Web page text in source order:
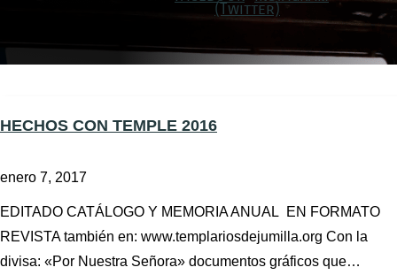
HECHOS CON TEMPLE 2016
enero 7, 2017
EDITADO CATÁLOGO Y MEMORIA ANUAL EN FORMATO
REVISTA también en: www.templariosdejumilla.org Con la
divisa: «Por Nuestra Señora» documentos gráficos que…